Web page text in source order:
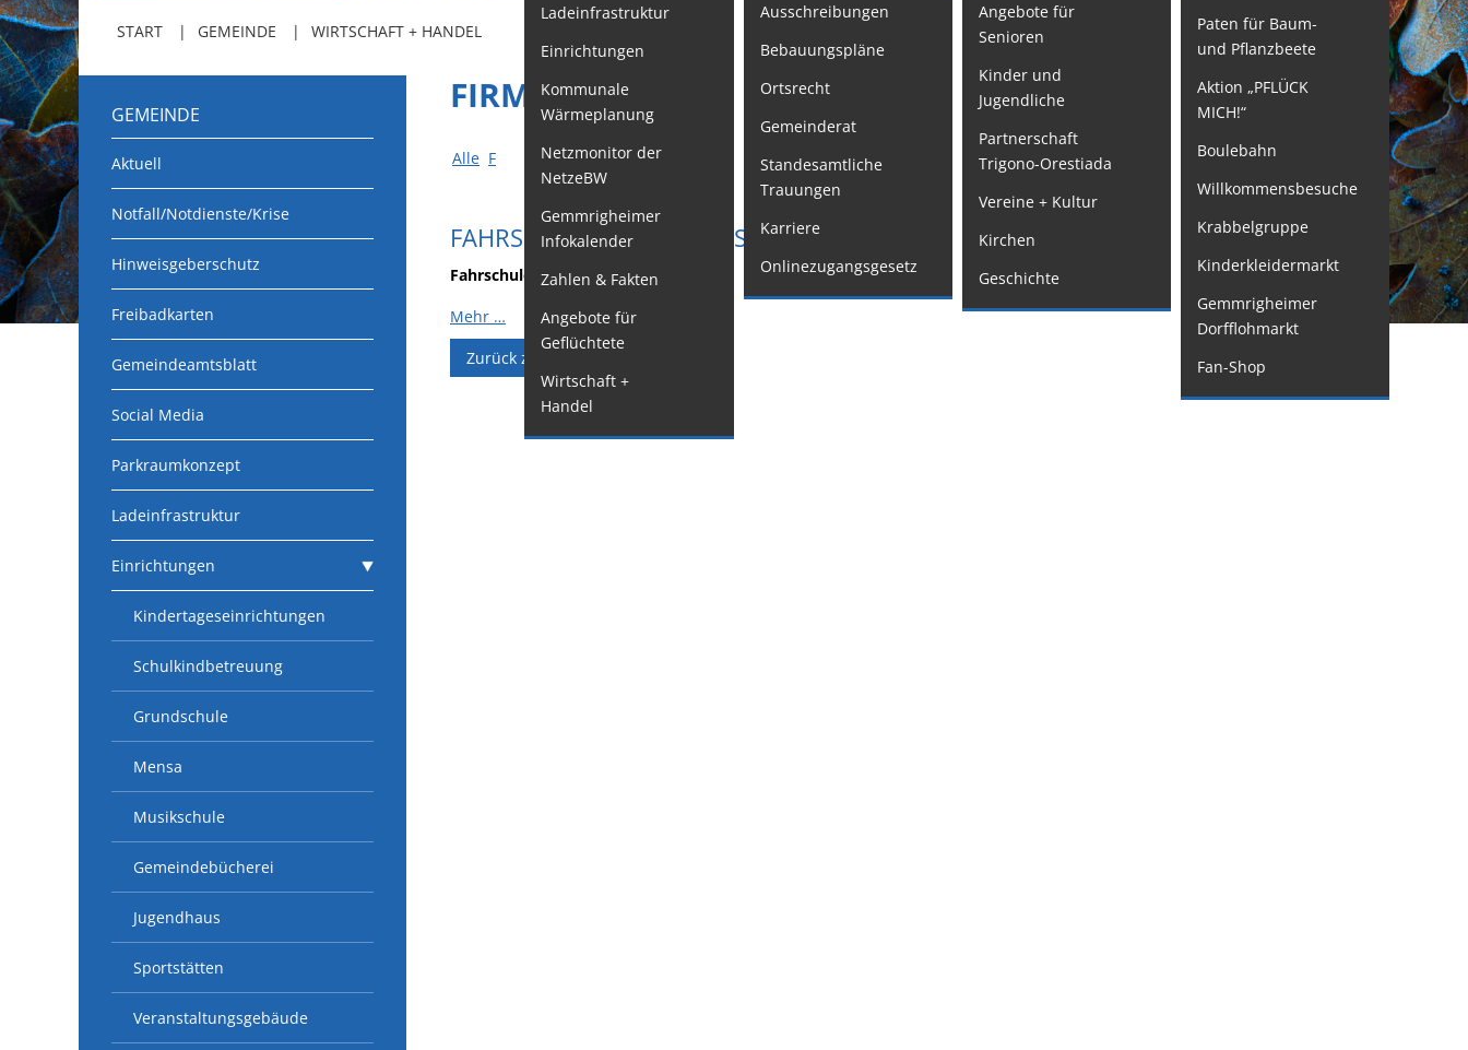
Ladeinfrastruktur
Einrichtungen
Kindertageseinrichtungen
Schulkindbetreuung
Grundschule
Mensa
Musikschule
Jugendhaus
Kommunale
Wärmeplanung
Netzmonitor der
NetzeBW
Gemmrigheimer
Infokalender
Zahlen & Fakten
Angebote für
Geflüchtete
Wirtschaft +
Handel
Formulare
Mängelmeldung
Winterdienst
Gutachterausschuss
Organspende
Gleichstellung
Selbstbestimmung
Ausschreibungen
Bebauungspläne
Ortsrecht
Gemeinderat
Standesamtliche
Trauungen
Karriere
Onlinezugangsgesetz
Angebote für
Senioren
Kinder und
Jugendliche
Partnerschaft
Trigono-Orestiada
Vereine + Kultur
Kirchen
Geschichte
Paten für Baum-
und Pflanzbeete
Aktion „PFLÜCK
MICH!“
Boulebahn
Willkommensbesuche
Krabbelgruppe
Kinderkleidermarkt
Gemmrigheimer
Dorfflohmarkt
Fan-Shop
START GEMEINDE WIRTSCHAFT + HANDEL
GEMEINDE
Aktuell
Notfall/Notdienste/Krise
Hinweisgeberschutz
Freibadkarten
Gemeindeamtsblatt
Social Media
Parkraumkonzept
Ladeinfrastruktur
Einrichtungen
Kindertageseinrichtungen
Schulkindbetreuung
Grundschule
Mensa
Musikschule
Gemeindebücherei
Jugendhaus
Sportstätten
Veranstaltungsgebäude
FIRMEN
Alle F
FAHRSCHULE PINO D´ALESSANDRO
Fahrschule - 'easy-fahrenlernen'
Mehr …
Zurück zur Suche